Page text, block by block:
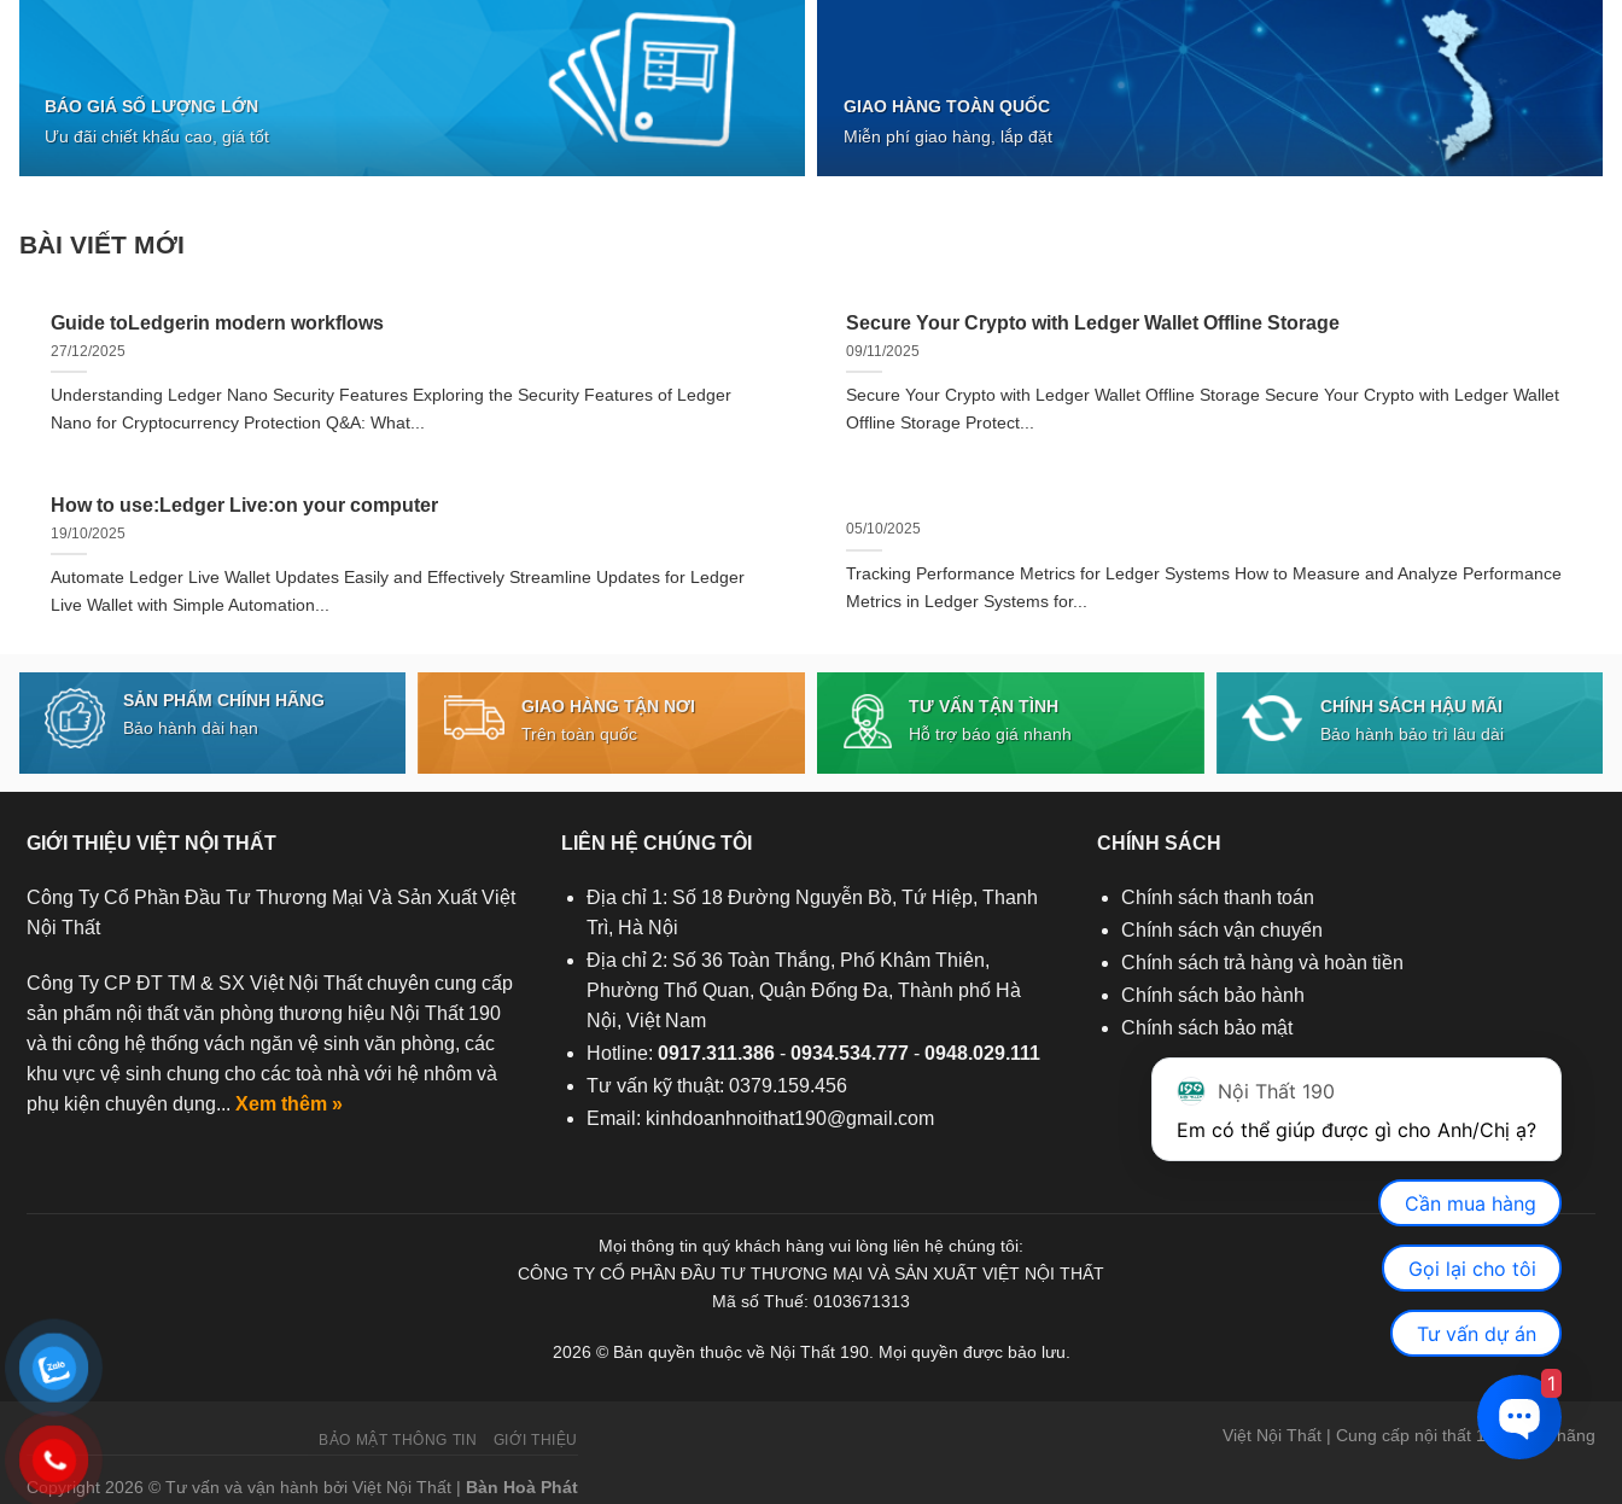
BÁO GIÁ SỐ LƯỢNG LỚN
Ưu đãi chiết khấu cao, giá tốt
GIAO HÀNG TOÀN QUỐC
Miễn phí giao hàng, lắp đặt
BÀI VIẾT MỚI
Guide toLedgerin modern workflows
27/12/2025
Understanding Ledger Nano Security Features Exploring the Security Features of Ledger
Nano for Cryptocurrency Protection Q&A: What...
Secure Your Crypto with Ledger Wallet Offline Storage
09/11/2025
Secure Your Crypto with Ledger Wallet Offline Storage Secure Your Crypto with Ledger Wallet
Offline Storage Protect...
How to use:Ledger Live:on your computer
19/10/2025
Automate Ledger Live Wallet Updates Easily and Effectively Streamline Updates for Ledger
Live Wallet with Simple Automation...
05/10/2025
Tracking Performance Metrics for Ledger Systems How to Measure and Analyze Performance
Metrics in Ledger Systems for...
SẢN PHẨM CHÍNH HÃNG
Bảo hành dài hạn
GIAO HÀNG TẬN NƠI
Trên toàn quốc
TƯ VẤN TẬN TÌNH
Hỗ trợ báo giá nhanh
CHÍNH SÁCH HẬU MÃI
Bảo hành bảo trì lâu dài
GIỚI THIỆU VIỆT NỘI THẤT
Công Ty Cổ Phần Đầu Tư Thương Mại Và Sản Xuất Việt
Nội Thất
Công Ty CP ĐT TM & SX Việt Nội Thất chuyên cung cấp
sản phẩm nội thất văn phòng thương hiệu Nội Thất 190
và thi công hệ thống vách ngăn vệ sinh văn phòng, các
khu vực vệ sinh chung cho các toà nhà với hệ nhôm và
phụ kiện chuyên dụng... Xem thêm »
LIÊN HỆ CHÚNG TÔI
Địa chỉ 1: Số 18 Đường Nguyễn Bồ, Tứ Hiệp, Thanh
Trì, Hà Nội
Địa chỉ 2: Số 36 Toàn Thắng, Phố Khâm Thiên,
Phường Thổ Quan, Quận Đống Đa, Thành phố Hà
Nội, Việt Nam
Hotline:0917.311.386 -0934.534.777 -0948.029.111
Tư vấn kỹ thuật: 0379.159.456
Email: kinhdoanhnoithat190@gmail.com
CHÍNH SÁCH
Chính sách thanh toán
Chính sách vận chuyển
Chính sách trả hàng và hoàn tiền
Chính sách bảo hành
Chính sách bảo mật
Mọi thông tin quý khách hàng vui lòng liên hệ chúng tôi:
CÔNG TY CỔ PHẦN ĐẦU TƯ THƯƠNG MẠI VÀ SẢN XUẤT VIỆT NỘI THẤT
Mã số Thuế: 0103671313
2026 © Bản quyền thuộc về Nội Thất 190. Mọi quyền được bảo lưu.
Việt Nội Thất | Cung cấp nội thất 190 chính hãng
BẢO MẬT THÔNG TIN GIỚI THIỆU
Copyright 2026 © Tư vấn và vận hành bởi Việt Nội Thất | Bàn Hoà Phát
Nội Thất 190
Cần mua hàng
Gọi lại cho tôi
Tư vấn dự án
1